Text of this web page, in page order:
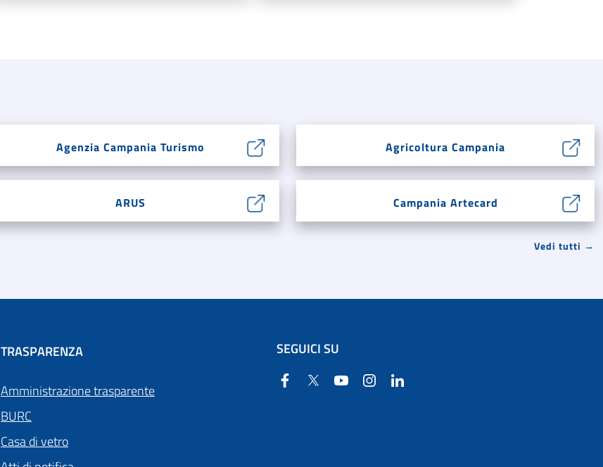
Agenzia Campania Turismo Agricoltura Campania
ARUS Campania Artecard
Vedi tutti →
TRASPARENZA
Amministrazione trasparente
BURC
Casa di vetro
SEGUICI SU
Facebook
Twitter YouTube Instagram